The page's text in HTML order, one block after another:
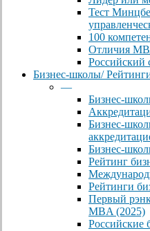
Тест
100
Отличия
Российский
Бизнес-школы/
—
Бизнес-
Бизнес-
Бизнес-
Рейтинг
Рейтинги
Первый
MBA (2025)
Российские